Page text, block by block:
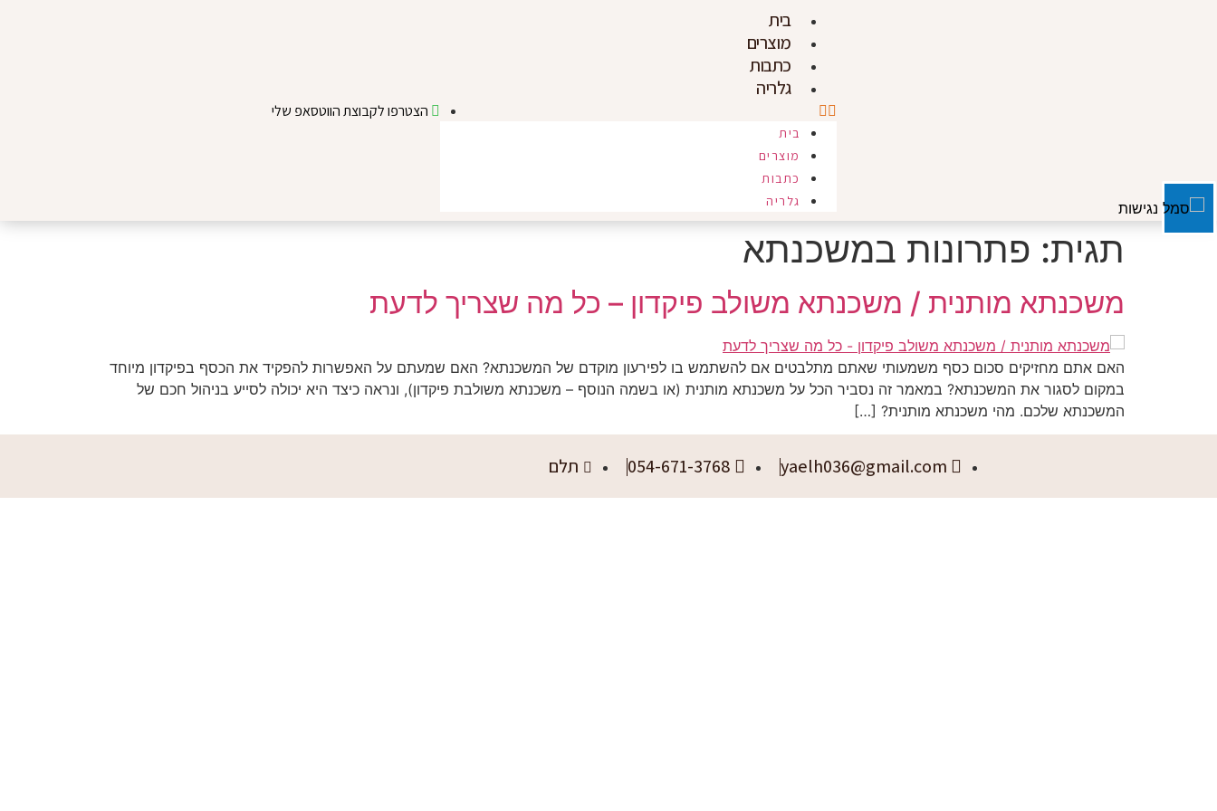
בית
מוצרים
כתבות
גלריה
בית
מוצרים
כתבות
גלריה
הצטרפו לקבוצת הווטסאפ שלי
תגית: פתרונות במשכנתא
משכנתא מותנית / משכנתא משולב פיקדון – כל מה שצריך לדעת
האם אתם מחזיקים סכום כסף משמעותי שאתם מתלבטים אם להשתמש בו לפירעון מוקדם של המשכנתא? האם שמעתם על האפשרות להפקיד את הכסף בפיקדון מיוחד
במקום לסגור את המשכנתא? במאמר זה נסביר הכל על משכנתא מותנית (או בשמה הנוסף – משכנתא משולבת פיקדון), ונראה כיצד היא יכולה לסייע בניהול חכם של
המשכנתא שלכם. מהי משכנתא מותנית? […]
yaelh036@gmail.com
054-671-3768 תלם